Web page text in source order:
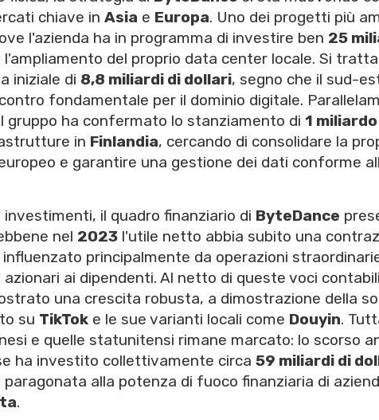
chiave in Asia e Europa. Uno dei progetti più
l'azienda ha in programma di investire ben 25
del proprio data center locale. Si
iniziale di 8,8 miliardi di dollari, segno che il sud-
fondamentale per il dominio digitale.
gruppo ha confermato lo stanziamento di 1
in Finlandia, cercando di consolidare la
e garantire una gestione dei dati conforme
il quadro finanziario di ByteDance
nel 2023 l'utile netto abbia subito una
principalmente da operazioni
ai dipendenti. Al netto di queste voci
una crescita robusta, a dimostrazione della
su TikTok e le sue varianti locali come Douyin.
e quelle statunitensi rimane marcato: lo scorso
ha investito collettivamente circa 59 miliardi di
alla potenza di fuoco finanziaria di
.